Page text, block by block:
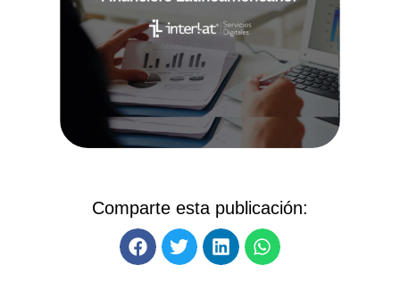
Comparte esta publicación: